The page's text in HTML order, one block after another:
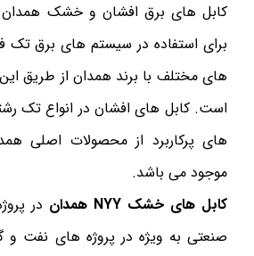
کابل های برق افشان و خشک همدان
برای استفاده در سیستم های برق تک
های مختلف با برند همدان از طریق
های پرکاربرد از محصولات اصلی
موجود می باشد.
کابل های خشک NYY همدان
در
صنعتی به ویژه در پروژه های نفت و